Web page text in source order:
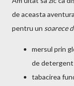
de aceasta
pentru un soarece
mersul prin
de detergent
tabacirea